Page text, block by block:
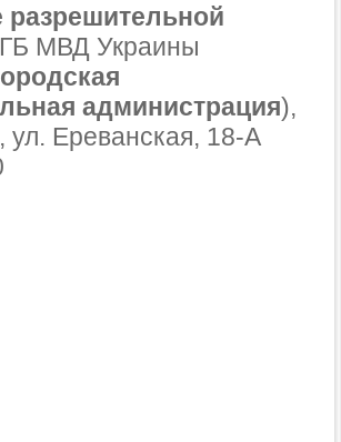
разрешительной
МВД Украины
администрация),
ул. Ереванская, 18-А